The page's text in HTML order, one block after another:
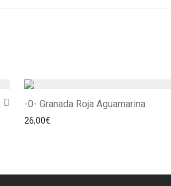
-0- Granada Roja Aguamarina
26,00€